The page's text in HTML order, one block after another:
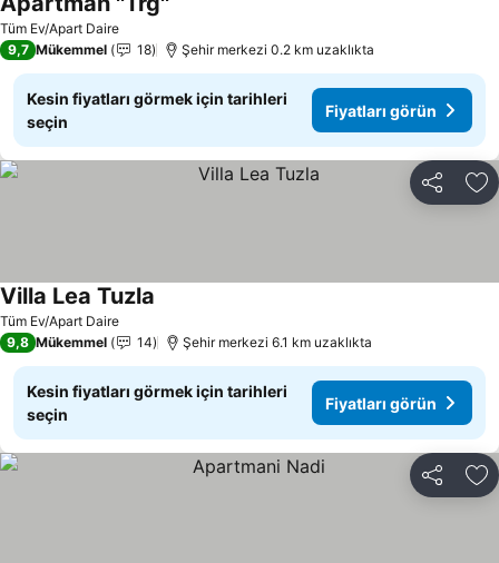
Tüm Ev/Apart Daire
9,7 Mükemmel 18 Şehir merkezi 0.2 km uzaklıkta
Kesin fiyatları görmek için tarihleri
seçin
Fiyatları görün
Paylaş
Tüm Ev/Apart Daire
Villa Lea Tuzla
9,8 Mükemmel 14 Şehir merkezi 6.1 km uzaklıkta
Kesin fiyatları görmek için tarihleri
seçin
Fiyatları görün
Paylaş